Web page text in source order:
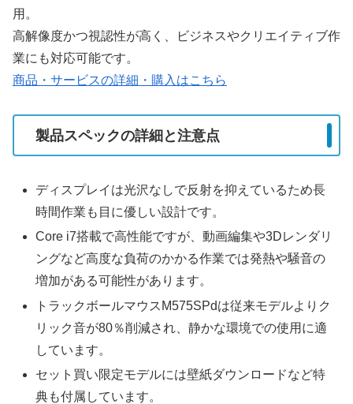
用。
高解像度かつ視認性が高く、ビジネスやクリエイティブ作
業にも対応可能です。
商品・サービスの詳細・購入はこちら
製品スペックの詳細と注意点
ディスプレイは光沢なしで反射を抑えているため長
時間作業も目に優しい設計です。
Core i7搭載で高性能ですが、動画編集や3Dレンダリ
ングなど高度な負荷のかかる作業では発熱や騒音の
増加がある可能性があります。
トラックボールマウスM575SPdは従来モデルよりク
リック音が80％削減され、静かな環境での使用に適
しています。
セット買い限定モデルには壁紙ダウンロードなど特
典も付属しています。